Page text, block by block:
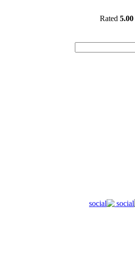
Rated 5.00